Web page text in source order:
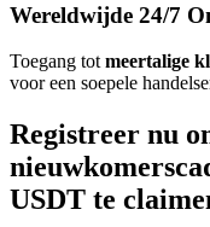
Wereldwijde 24/7
Toegang totmeertalige
voor een soepele
Registreer nu
USDT te